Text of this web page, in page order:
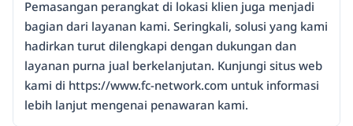
Pemasangan perangkat di lokasi klien juga menjadi
bagian dari layanan kami. Seringkali, solusi yang kami
hadirkan turut dilengkapi dengan dukungan dan
layanan purna jual berkelanjutan. Kunjungi situs web
kami di https://www.fc-network.com untuk informasi
lebih lanjut mengenai penawaran kami.